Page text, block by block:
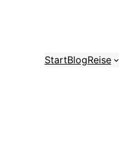
StartBlogReise